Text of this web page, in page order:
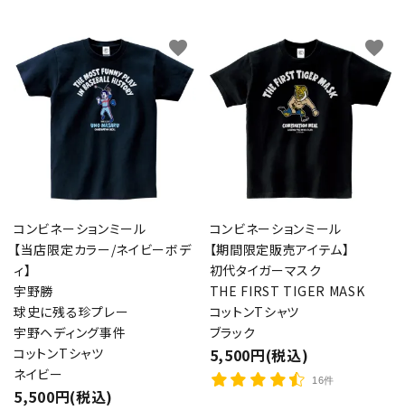
コンビネーションミール
【当店限定カラー/ネイビーボデ
ィ】
宇野勝
球史に残る珍プレー
宇野ヘディング事件
コットンTシャツ
ネイビー
5,500円(税込)
favorite
コンビネーションミール
【期間限定販売アイテム】
初代タイガーマスク
THE FIRST TIGER MASK
コットンTシャツ
ブラック
5,500円(税込)
16件
favorite